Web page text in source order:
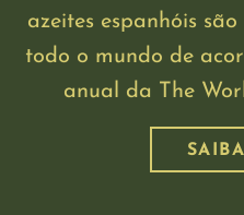
azeites espanhóis
todo o mundo de
anual da The